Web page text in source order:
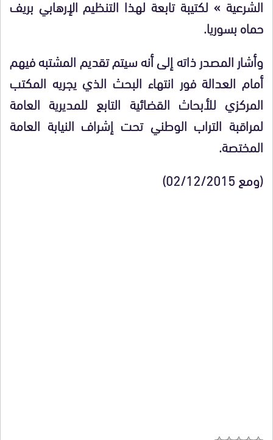
الشرعية » لكتيبة تابعة لهذا التنظيم الإرهابي بريف
حماه بسوريا.
وأشار المصدر ذاته إلى أنه سيتم تقديم المشتبه فيهم
أمام العدالة فور انتهاء البحث الذي يجريه المكتب
المركزي للأبحاث القضائية التابع للمديرية العامة
لمراقبة التراب الوطني تحت إشراف النيابة العامة
المختصة.
(ومع 02/12/2015)